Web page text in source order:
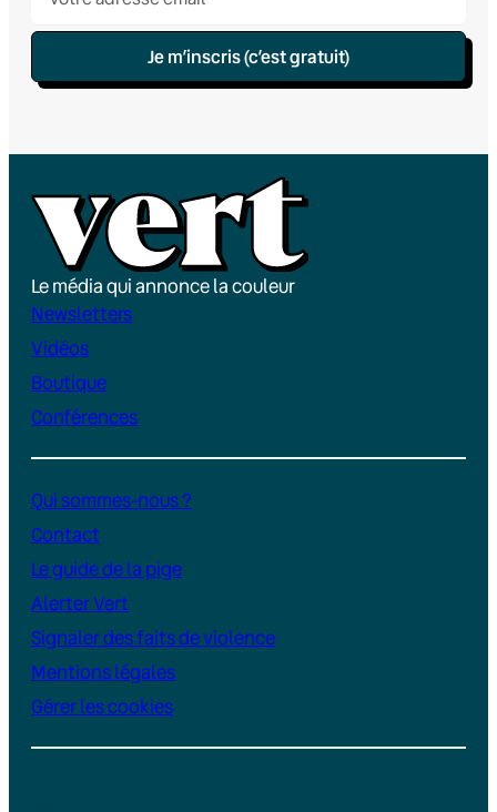
Je m’inscris (c’est gratuit)
Le média qui annonce la couleur
Newsletters
Vidéos
Boutique
Conférences
Qui sommes-nous ?
Contact
Le guide de la pige
Alerter Vert
Signaler des faits de violence
Mentions légales
Gérer les cookies